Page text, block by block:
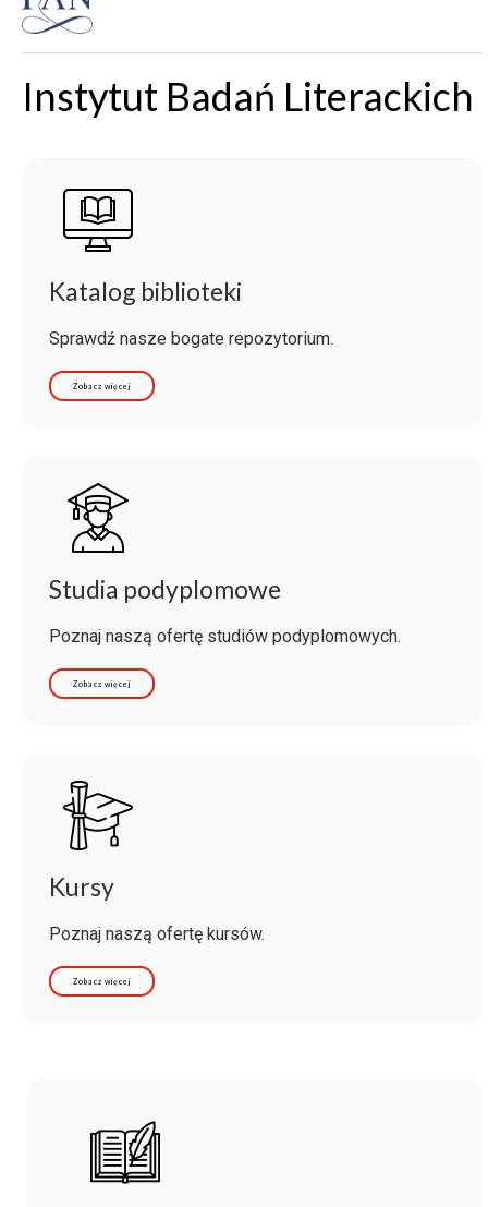
Instytut Badań Literackich
Katalog biblioteki
Sprawdź nasze bogate repozytorium.
Zobacz więcej
Studia podyplomowe
Poznaj naszą ofertę studiów podyplomowych.
Zobacz więcej
Kursy
Poznaj naszą ofertę kursów.
Zobacz więcej